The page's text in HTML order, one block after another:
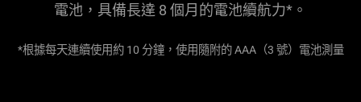
電池，具備長達 8 個月的電池續航力*。
*根據每天連續使用約 10 分鐘，使用隨附的 AAA（3 號）電池測量